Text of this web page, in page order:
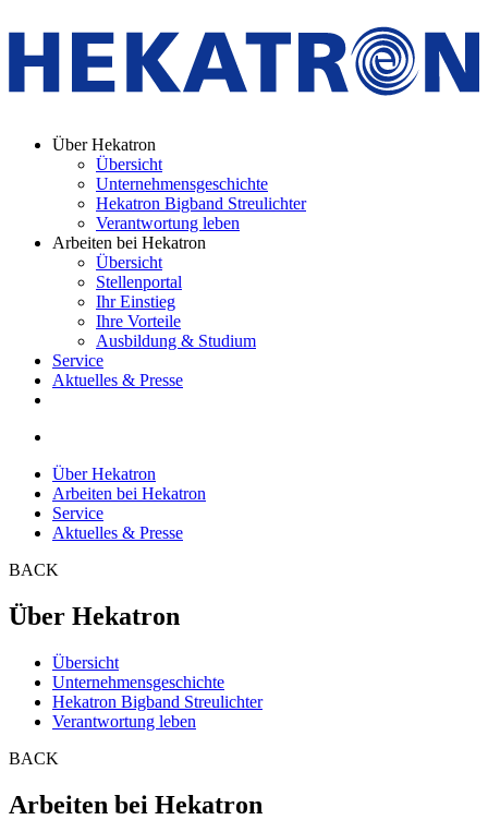
Über Hekatron
Übersicht
Unternehmensgeschichte
Hekatron Bigband Streulichter
Verantwortung leben
Arbeiten bei Hekatron
Übersicht
Stellenportal
Ihr Einstieg
Ihre Vorteile
Ausbildung & Studium
Service
Aktuelles & Presse
Über Hekatron
Arbeiten bei Hekatron
Service
Aktuelles & Presse
BACK
Über Hekatron
Übersicht
Unternehmensgeschichte
Hekatron Bigband Streulichter
Verantwortung leben
BACK
Arbeiten bei Hekatron